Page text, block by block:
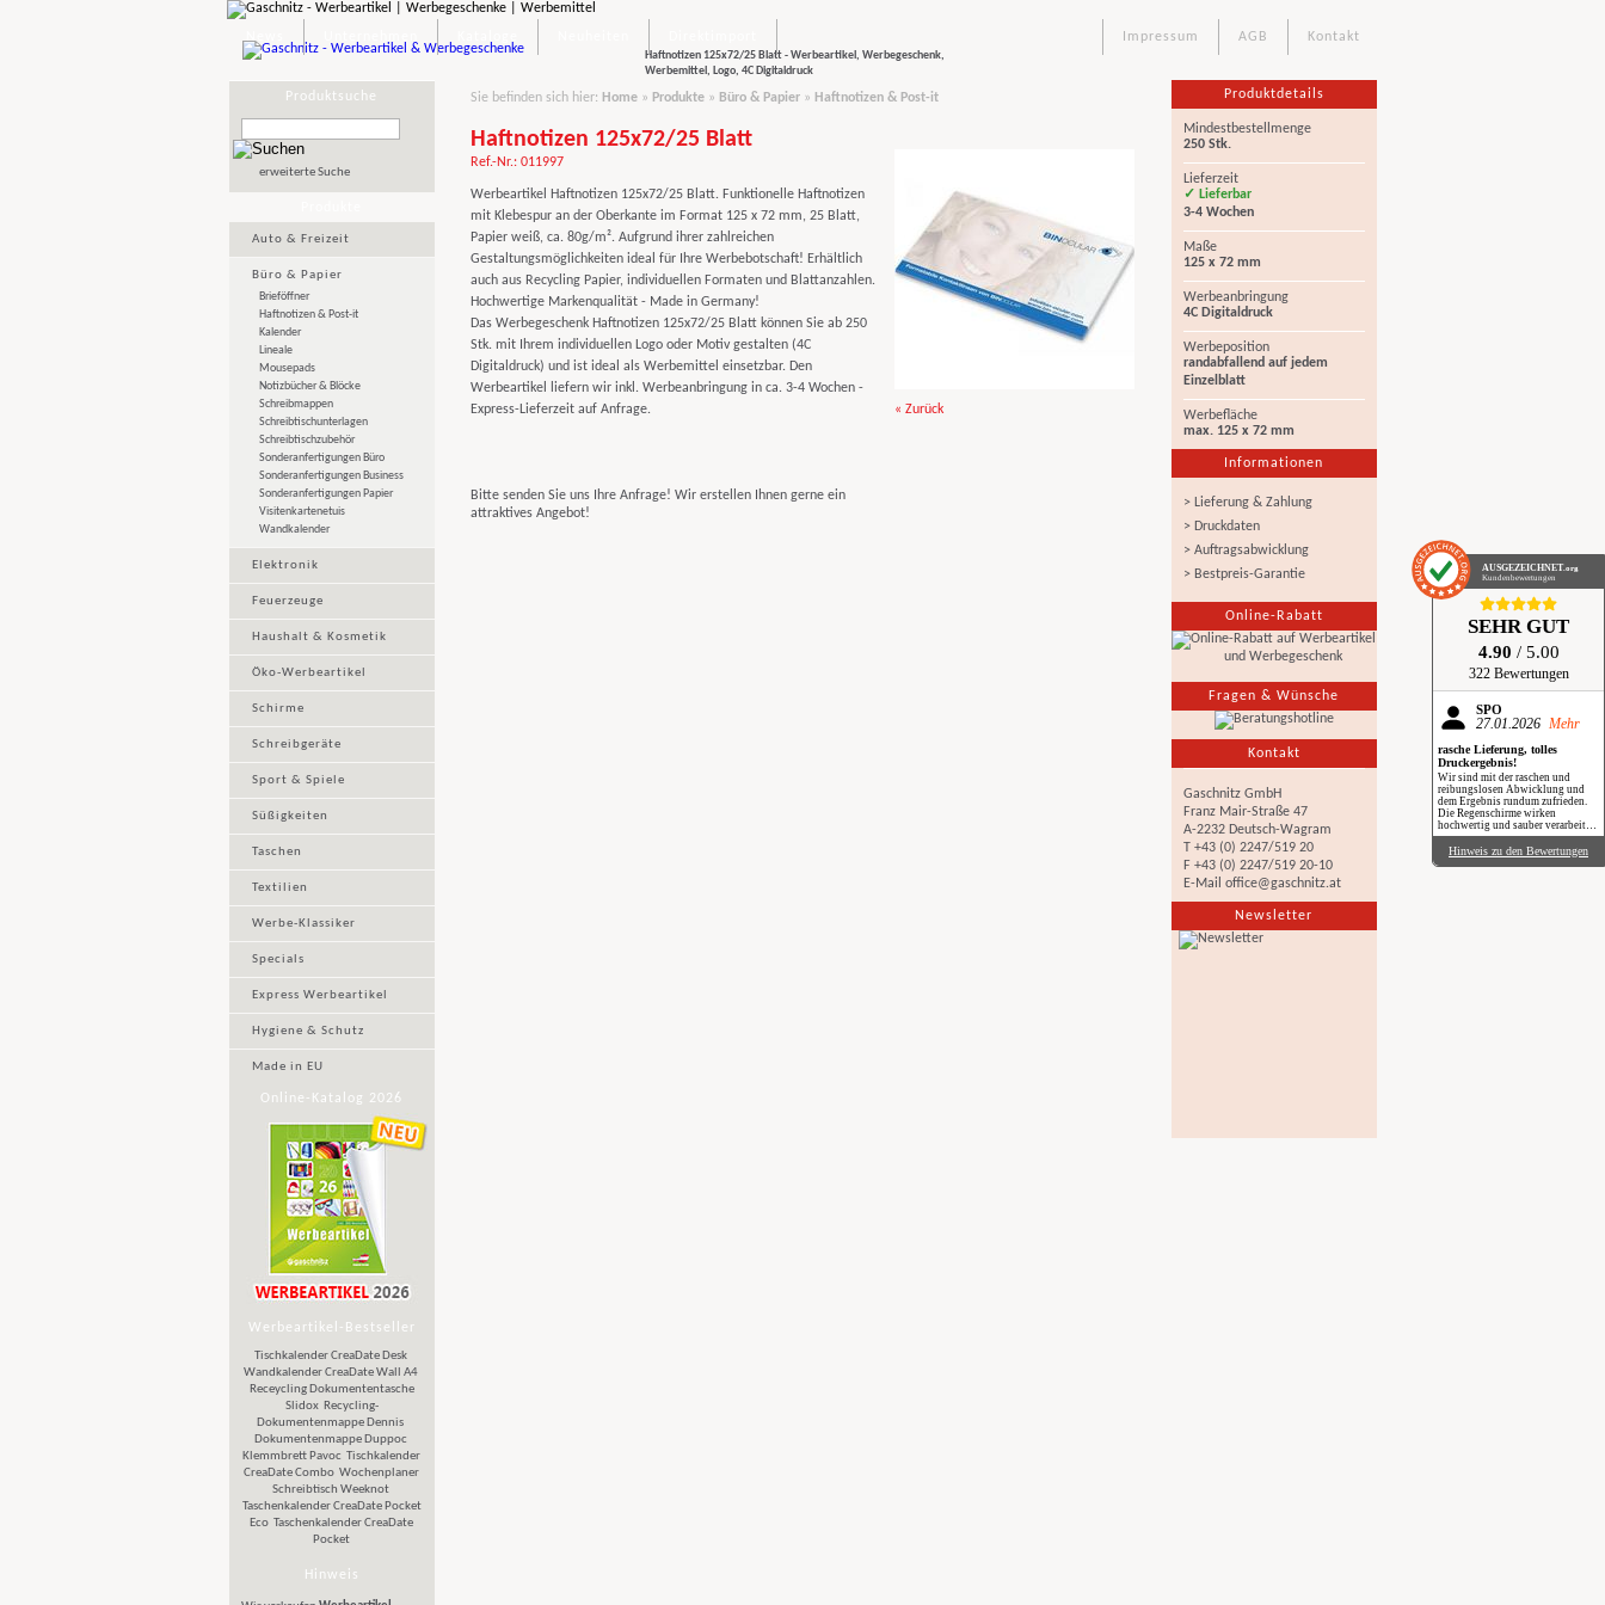
AUSGEZEICHNET .org
Kundenbewertungen
SEHR GUT
4.90 / 5.00
322 Bewertungen
SPÖ
27.01.2026 Mehr
rasche Lieferung, tolles
Druckergebnis!
Wir sind mit der raschen und
reibungslosen Abwicklung und
dem Ergebnis rundum zufrieden.
Die Regenschirme wirken
hochwertig und sauber verarbeitet.
Besonders positiv: Der Druck ist
gestochen scharf, farbintensiv und
auch bei genauerem Hinsehen sehr
Hinweis zu den Bewertungen
Haftnotizen 125x72/25 Blatt - Werbeartikel, Werbegeschenk,
Werbemittel, Logo, 4C Digitaldruck
Kontakt
AGB
Impressum
Produktsuche
erweiterte Suche
Auto & Freizeit
Büro & Papier
Brieföffner
Haftnotizen & Post-it
Kalender
Lineale
Mousepads
Notizbücher & Blöcke
Schreibmappen
Schreibtischunterlagen
Schreibtischzubehör
Sonderanfertigungen Büro
Sonderanfertigungen Business
Sonderanfertigungen Papier
Visitenkartenetuis
Wandkalender
Elektronik
Feuerzeuge
Haushalt & Kosmetik
Öko-Werbeartikel
Schirme
Schreibgeräte
Sport & Spiele
Süßigkeiten
Taschen
Textilien
Werbe-Klassiker
Specials
Express Werbeartikel
Hygiene & Schutz
Made in EU
Online-Katalog 2026
Werbeartikel-Bestseller
Tischkalender CreaDate Desk
Wandkalender CreaDate Wall A4
Receycling Dokumententasche
Slidox Recycling-
Dokumentenmappe Dennis
Dokumentenmappe Duppoc
Klemmbrett Pavoc Tischkalender
CreaDate Combo Wochenplaner
Schreibtisch Weeknot
Taschenkalender CreaDate Pocket
Eco Taschenkalender CreaDate
Pocket
Hinweis
Sie befinden sich hier: Home» Produkte» Büro & Papier» Haftnotizen & Post-it
Haftnotizen 125x72/25 Blatt
Ref.-Nr.: 011997
Werbeartikel Haftnotizen 125x72/25 Blatt. Funktionelle Haftnotizen
mit Klebespur an der Oberkante im Format 125 x 72 mm, 25 Blatt,
Papier weiß, ca. 80g/m². Aufgrund ihrer zahlreichen
Gestaltungsmöglichkeiten ideal für Ihre Werbebotschaft! Erhältlich
auch aus Recycling Papier, individuellen Formaten und Blattanzahlen.
Hochwertige Markenqualität - Made in Germany!
Das Werbegeschenk Haftnotizen 125x72/25 Blatt können Sie ab 250
Stk. mit Ihrem individuellen Logo oder Motiv gestalten (4C
Digitaldruck) und ist ideal als Werbemittel einsetzbar. Den
Werbeartikel liefern wir inkl. Werbeanbringung in ca. 3-4 Wochen -
Express-Lieferzeit auf Anfrage.
Bitte senden Sie uns Ihre Anfrage! Wir erstellen Ihnen gerne ein
attraktives Angebot!
« Zurück
Produktdetails
Mindestbestellmenge
250 Stk.
Lieferzeit
✓ Lieferbar
3-4 Wochen
Maße
125 x 72 mm
Werbeanbringung
4C Digitaldruck
Werbeposition
randabfallend auf jedem
Einzelblatt
Werbefläche
max. 125 x 72 mm
Informationen
> Lieferung & Zahlung
> Druckdaten
> Auftragsabwicklung
> Bestpreis-Garantie
Online-Rabatt
Fragen & Wünsche
Kontakt
Gaschnitz GmbH
Franz Mair-Straße 47
A-2232 Deutsch-Wagram
T +43 (0) 2247/519 20
F +43 (0) 2247/519 20-10
E-Mail office@gaschnitz.at
Newsletter